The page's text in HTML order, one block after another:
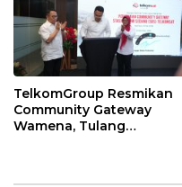
TelkomGroup Resmikan
Community Gateway
Wamena, Tulang